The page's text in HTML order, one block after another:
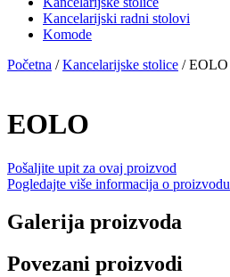
Kancelarijski radni stolovi
Komode
Početna /Kancelarijske stolice / EOLO
EOLO
Pošaljite upit za ovaj proizvod
Pogledajte više informacija o proizvodu
Galerija proizvoda
Povezani proizvodi